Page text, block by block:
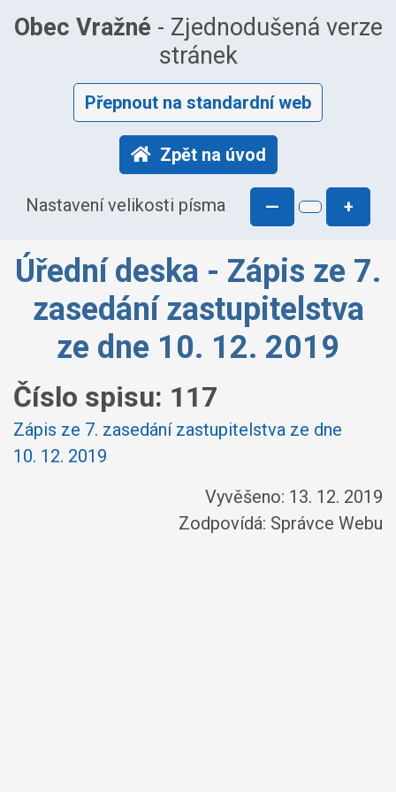
Obec Vražné - Zjednodušená verze
stránek
Přepnout na standardní web
Zpět na úvod
Nastavení velikosti písma — +
Úřední deska - Zápis ze 7.
zasedání zastupitelstva
ze dne 10. 12. 2019
Číslo spisu: 117
Zápis ze 7. zasedání zastupitelstva ze dne
10. 12. 2019
Vyvěšeno: 13. 12. 2019
Zodpovídá: Správce Webu